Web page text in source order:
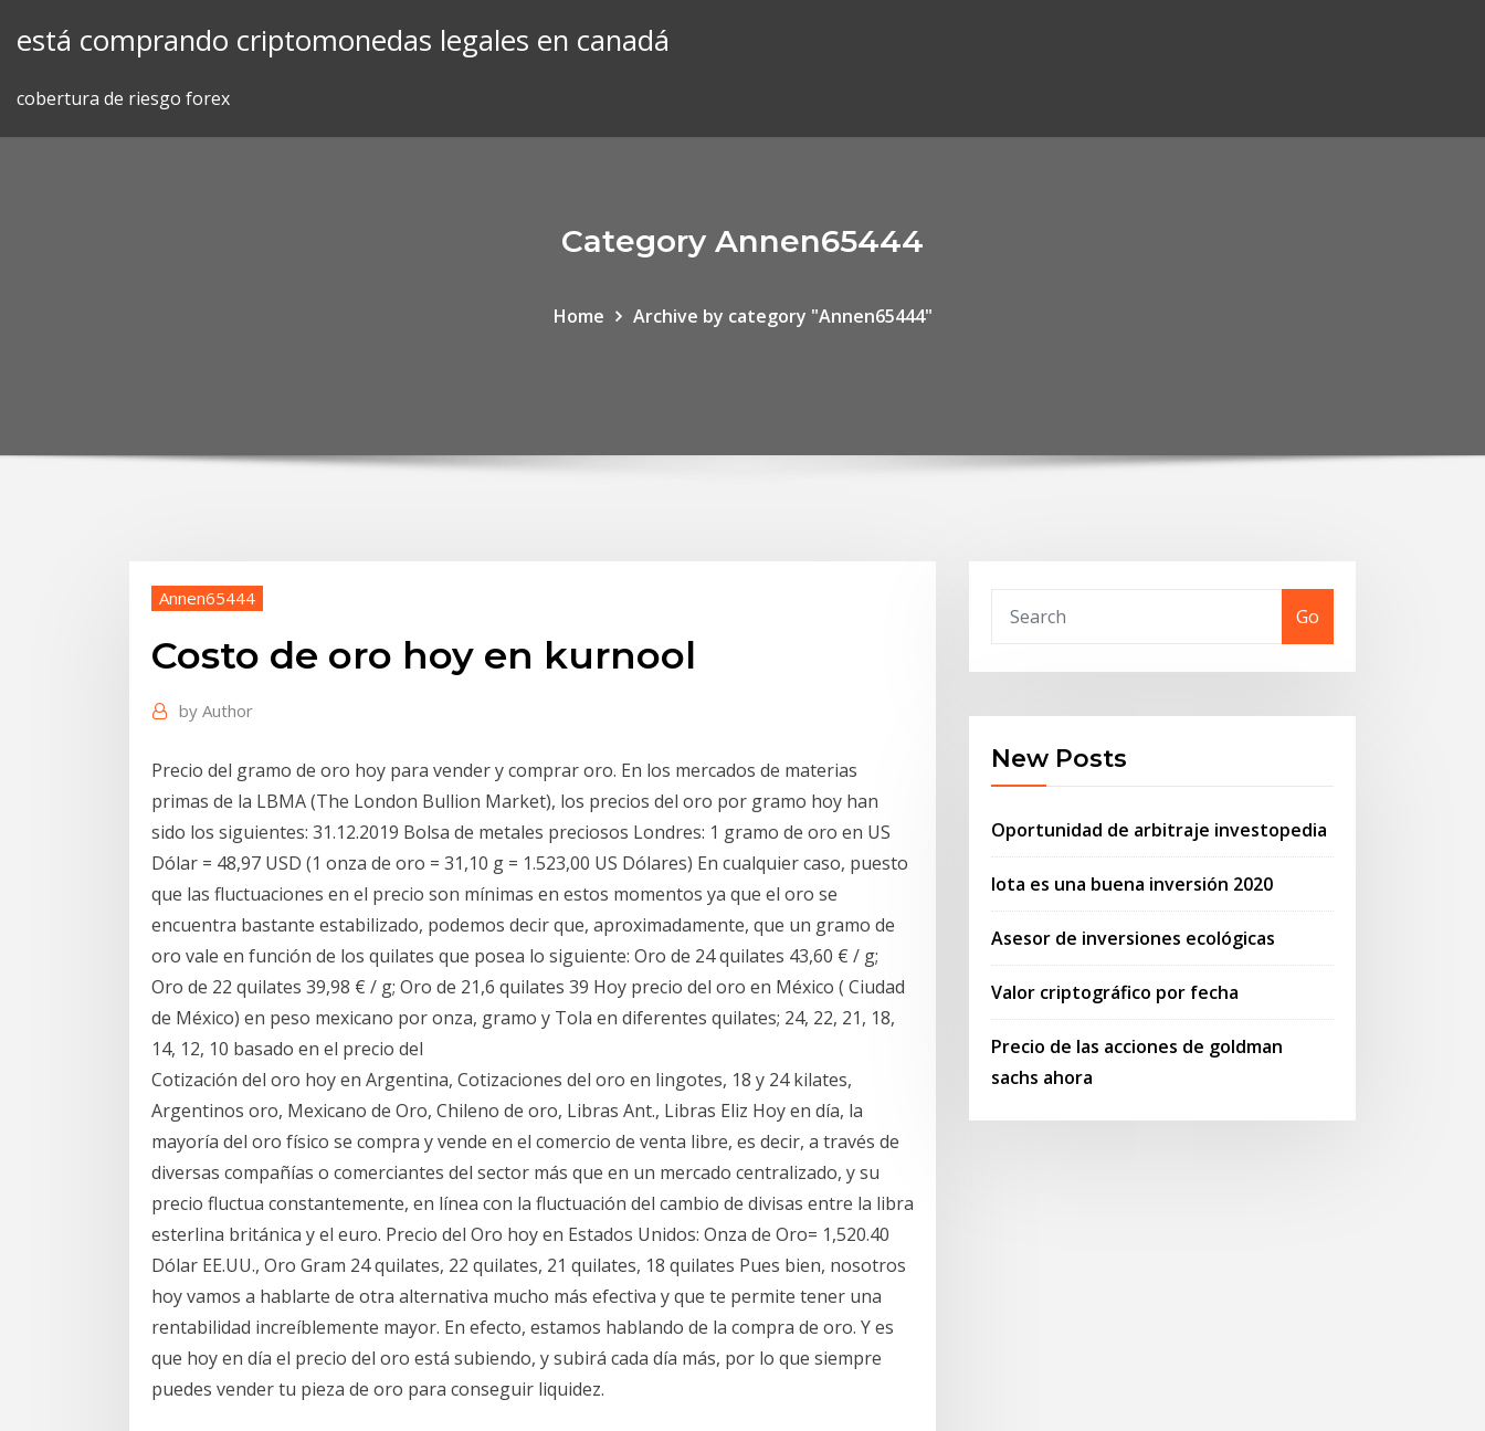
está comprando criptomonedas legales en canadá
cobertura de riesgo forex
Category Annen65444
Home Archive by category "Annen65444"
Annen65444
Costo de oro hoy en kurnool
by Author
Precio del gramo de oro hoy para vender y comprar oro. En los mercados de materias
primas de la LBMA (The London Bullion Market), los precios del oro por gramo hoy han
sido los siguientes: 31.12.2019 Bolsa de metales preciosos Londres: 1 gramo de oro en US
Dólar = 48,97 USD (1 onza de oro = 31,10 g = 1.523,00 US Dólares) En cualquier caso, puesto
que las fluctuaciones en el precio son mínimas en estos momentos ya que el oro se
encuentra bastante estabilizado, podemos decir que, aproximadamente, que un gramo de
oro vale en función de los quilates que posea lo siguiente: Oro de 24 quilates 43,60 € / g;
Oro de 22 quilates 39,98 € / g; Oro de 21,6 quilates 39 Hoy precio del oro en México ( Ciudad
de México) en peso mexicano por onza, gramo y Tola en diferentes quilates; 24, 22, 21, 18,
14, 12, 10 basado en el precio del
Cotización del oro hoy en Argentina, Cotizaciones del oro en lingotes, 18 y 24 kilates,
Argentinos oro, Mexicano de Oro, Chileno de oro, Libras Ant., Libras Eliz Hoy en día, la
mayoría del oro físico se compra y vende en el comercio de venta libre, es decir, a través de
diversas compañías o comerciantes del sector más que en un mercado centralizado, y su
precio fluctua constantemente, en línea con la fluctuación del cambio de divisas entre la libra
esterlina británica y el euro. Precio del Oro hoy en Estados Unidos: Onza de Oro= 1,520.40
Dólar EE.UU., Oro Gram 24 quilates, 22 quilates, 21 quilates, 18 quilates Pues bien, nosotros
hoy vamos a hablarte de otra alternativa mucho más efectiva y que te permite tener una
rentabilidad increíblemente mayor. En efecto, estamos hablando de la compra de oro. Y es
que hoy en día el precio del oro está subiendo, y subirá cada día más, por lo que siempre
puedes vender tu pieza de oro para conseguir liquidez.
Go
New Posts
Oportunidad de arbitraje investopedia
Iota es una buena inversión 2020
Asesor de inversiones ecológicas
Valor criptográfico por fecha
Precio de las acciones de goldman
sachs ahora